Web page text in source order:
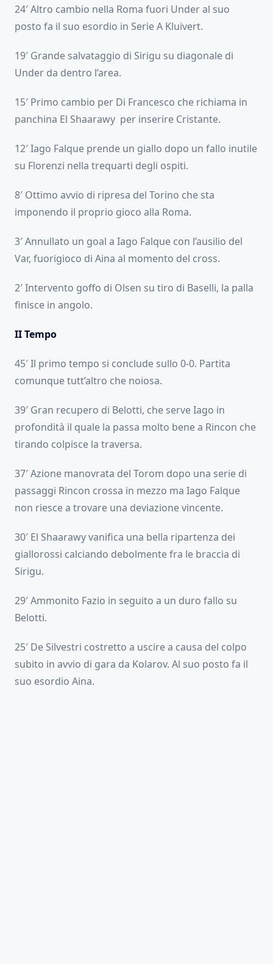
24′ Altro cambio nella Roma fuori Under al suo
posto fa il suo esordio in Serie A Kluivert.
19′ Grande salvataggio di Sirigu su diagonale di
Under da dentro l’area.
15′ Primo cambio per Di Francesco che richiama in
panchina El Shaarawy per inserire Cristante.
12′ Iago Falque prende un giallo dopo un fallo inutile
su Florenzi nella trequarti degli ospiti.
8′ Ottimo avvio di ripresa del Torino che sta
imponendo il proprio gioco alla Roma.
3′ Annullato un goal a Iago Falque con l’ausilio del
Var, fuorigioco di Aina al momento del cross.
2′ Intervento goffo di Olsen su tiro di Baselli, la palla
finisce in angolo.
II Tempo
45′ Il primo tempo si conclude sullo 0-0. Partita
comunque tutt’altro che noiosa.
39′ Gran recupero di Belotti, che serve Iago in
profondità il quale la passa molto bene a Rincon che
tirando colpisce la traversa.
37′ Azione manovrata del Torom dopo una serie di
passaggi Rincon crossa in mezzo ma Iago Falque
non riesce a trovare una deviazione vincente.
30′ El Shaarawy vanifica una bella ripartenza dei
giallorossi calciando debolmente fra le braccia di
Sirigu.
29′ Ammonito Fazio in seguito a un duro fallo su
Belotti.
25′ De Silvestri costretto a uscire a causa del colpo
subito in avvio di gara da Kolarov. Al suo posto fa il
suo esordio Aina.